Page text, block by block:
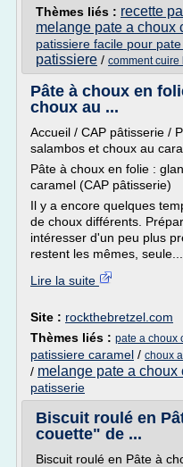
Thèmes liés : recette
melange pate a choux
patissiere facile pour
patissiere / comment cuire
Pâte à choux en
choux au ...
Accueil / CAP pâtisserie /
salambos et choux au
Pâte à choux en folie :
caramel (CAP pâtisserie)
Il y a encore quelques
de choux différents.
intéresser d'un peu plus
restent les mêmes, seule...
Lire la suite
Site : rockthebretzel.com
Thèmes liés : pate a choux
patissiere caramel / choux
/ melange pate a choux
patisserie
Biscuit roulé en
couette" de ...
Biscuit roulé en Pâte à